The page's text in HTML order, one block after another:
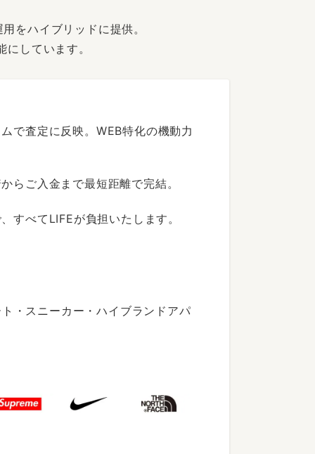
をハイブリッドに提供。
しています。
で査定に反映。WEB特化の機動力
らご入金まで最短距離で完結。
すべてLIFEが負担いたします。
・スニーカー・ハイブランドアパ